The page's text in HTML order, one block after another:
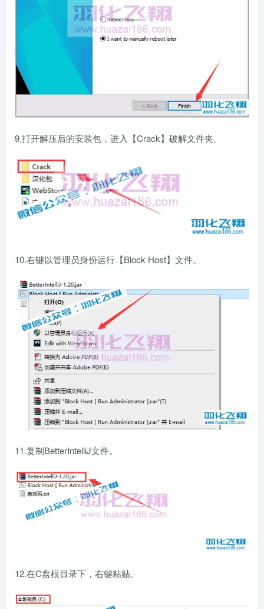
9.打开解压后的安装包，进入【Crack】破解文件夹。
10.右键以管理员身份运行【Block Host】文件。
11.复制BetterIntelliJ文件。
12.在C盘根目录下，右键粘贴。